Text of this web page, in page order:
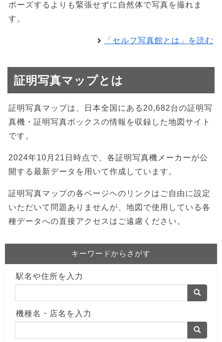
ポーズするよりも緊張せずに自然体で写真を撮れま
す。
「セルフ写真館とは」を読む
証明写真マップとは
証明写真マップは、日本全国にある20,682台の証明写
真機・証明写真ボックスの情報を収録した地図サイト
です。
2024年10月21日時点で、各証明写真機メーカーが公
開する最新データを用いて作成しています。
証明写真マップの各ページヘのリンクはご自由に設定
いただいて問題ありませんが、地図で使用している各
種データへの直接アクセスはご遠慮ください。
キーワードからさがす
駅名や住所を入力
機種名・店名を入力